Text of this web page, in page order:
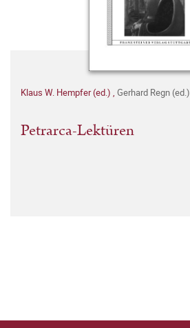
Klaus W. Hempfer (ed.) , Gerhard Regn (ed.)
Petrarca-Lektüren